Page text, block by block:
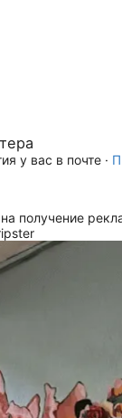
у вас в почте ·
на получение